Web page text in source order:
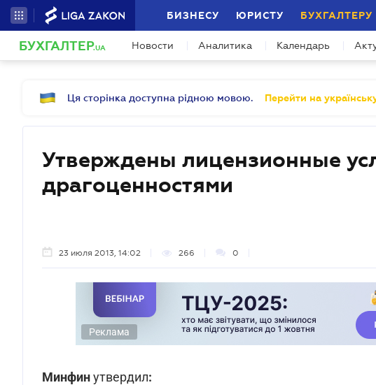
БИЗНЕСУ ЮРИСТУ БУХГАЛТЕРУ
БУХГАЛТЕР.UA Новости Аналитика Календарь
Ця сторінка доступна рідною мовою. Перейти на
Утверждены лицензионные
драгоценностями
23 июля 2013, 14:02 266 0
Реклама
Минфинутвердил: